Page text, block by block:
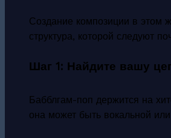
Создание композиции в этом
структура, которой следуют
Шаг 1: Найдите вашу
Бабблгам-поп держится на
она может быть вокальной